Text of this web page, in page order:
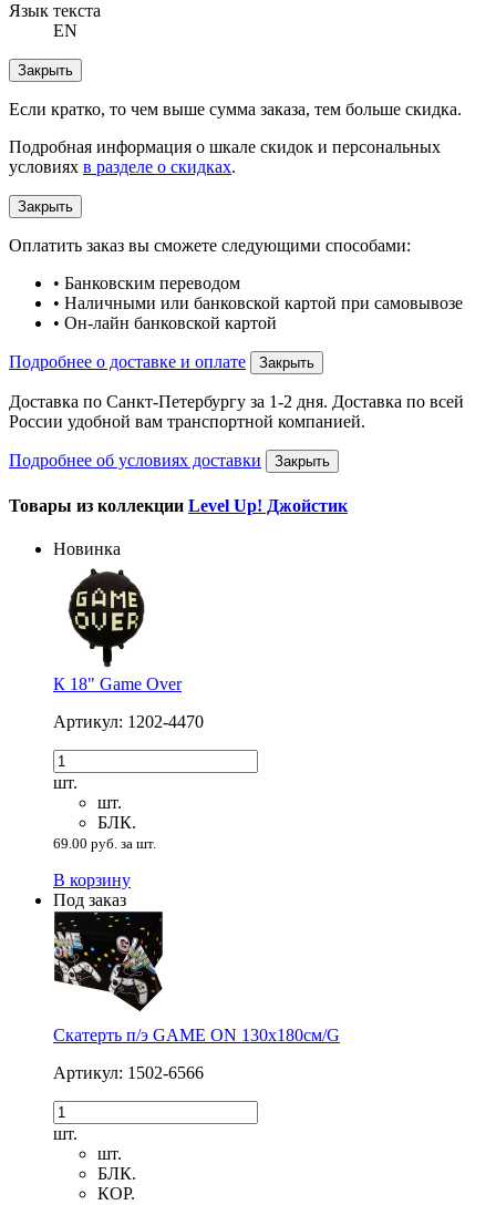
Язык текста
EN
Закрыть
Если кратко, то чем выше сумма заказа, тем больше скидка.
Подробная информация о шкале скидок и персональных
условиях в разделе о скидках.
Закрыть
Оплатить заказ вы сможете следующими способами:
• Банковским переводом
• Наличными или банковской картой при самовывозе
• Он-лайн банковской картой
Подробнее о доставке и оплате Закрыть
Доставка по Санкт-Петербургу за 1-2 дня. Доставка по всей
России удобной вам транспортной компанией.
Подробнее об условиях доставки Закрыть
Товары из коллекции Level Up! Джойстик
Новинка
К 18" Game Over
Артикул: 1202-4470
шт.
шт.
БЛК.
69.00 руб. за шт.
В корзину
Под заказ
Скатерть п/э GAME ON 130х180см/G
Артикул: 1502-6566
шт.
шт.
БЛК.
КОР.